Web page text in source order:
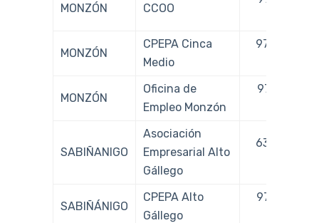
MONZÓN CCOO
MONZÓN
CPEPA Cinca
Medio
974 402
MONZÓN
Oficina de
Empleo Monzón
974 417
SABIÑANIGO
Asociación
Empresarial Alto
Gállego
638 786
SABIÑÁNIGO
CPEPA Alto
Gállego
974 483